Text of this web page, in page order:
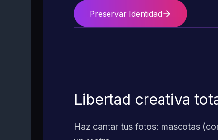
Preservar Identidad
Libertad creativa
Haz cantar tus fotos: mascotas